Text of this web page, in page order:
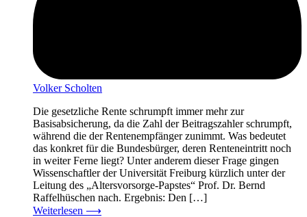
Volker Scholten
Die gesetzliche Rente schrumpft immer mehr zur
Basisabsicherung, da die Zahl der Beitragszahler schrumpft,
während die der Rentenempfänger zunimmt. Was bedeutet
das konkret für die Bundesbürger, deren Renteneintritt noch
in weiter Ferne liegt? Unter anderem dieser Frage gingen
Wissenschaftler der Universität Freiburg kürzlich unter der
Leitung des „Altersvorsorge-Papstes“ Prof. Dr. Bernd
Raffelhüschen nach. Ergebnis: Den […]
Weiterlesen ⟶